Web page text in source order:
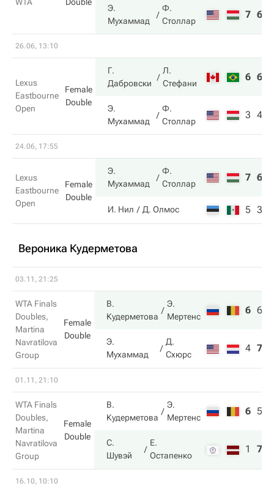
Э.
Мухаммад
Ф.
Столлар
7 6
26.06, 13:10
Lexus
Eastbourne
Open
Female
Double
Г.
Дабровски
Л.
Стефани
6 6
Э.
Мухаммад
Ф.
Столлар
3 4
24.06, 17:55
Lexus
Eastbourne
Open
Female
Double
Э.
Мухаммад
Ф.
Столлар
7 6
И. Нил Д. Олмос 5 3
Вероника Кудерметова
03.11, 21:25
WTA Finals
Doubles,
Martina
Navratilova
Group
Female
Double
В.
Кудерметова
Э.
Мертенс
6 6
Э.
Мухаммад
Д.
Схюрс
4 7
01.11, 21:10
WTA Finals
Doubles,
Martina
Navratilova
Group
Female
Double
В.
Кудерметова
Э.
Мертенс
6 5
С.
Шувэй
Е.
Остапенко
1 7
16.10, 10:10